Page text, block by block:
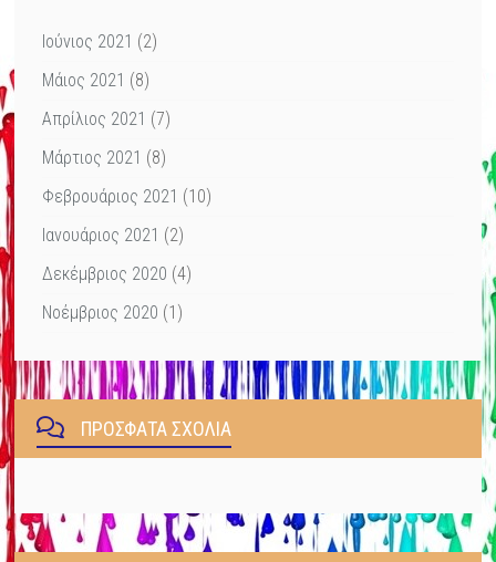
Ιούνιος 2021 (2)
Μάιος 2021 (8)
Απρίλιος 2021 (7)
Μάρτιος 2021 (8)
Φεβρουάριος 2021 (10)
Ιανουάριος 2021 (2)
Δεκέμβριος 2020 (4)
Νοέμβριος 2020 (1)
ΠΡΌΣΦΑΤΑ ΣΧΌΛΙΑ